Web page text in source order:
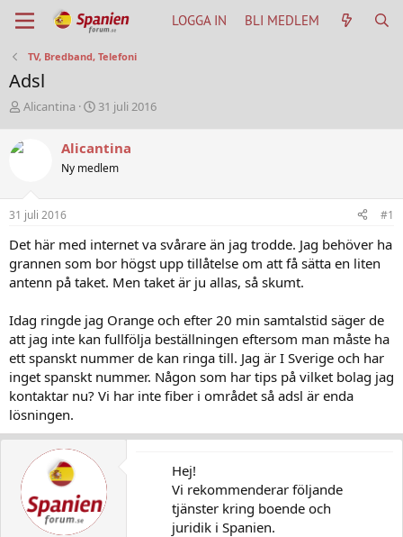
LOGGA IN BLI MEDLEM
TV, Bredband, Telefoni
Adsl
T
e
t
r
t
e
Alicantina
S
r
t
a
m
31 juli 2016
Alicantina
Ny medlem
31 juli 2016 #1
Det här med internet va svårare än jag trodde. Jag behöver ha
grannen som bor högst upp tillåtelse om att få sätta en liten
antenn på taket. Men taket är ju allas, så skumt.
Idag ringde jag Orange och efter 20 min samtalstid säger de
att jag inte kan fullfölja beställningen eftersom man måste ha
ett spanskt nummer de kan ringa till. Jag är I Sverige och har
inget spanskt nummer. Någon som har tips på vilket bolag jag
kontaktar nu? Vi har inte fiber i området så adsl är enda
lösningen.
Hej!
Vi rekommenderar följande
tjänster kring boende och
juridik i Spanien.